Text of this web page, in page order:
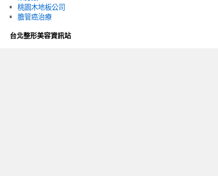
桃園木地板公司
膽管癌治療
台北整形美容資訊站